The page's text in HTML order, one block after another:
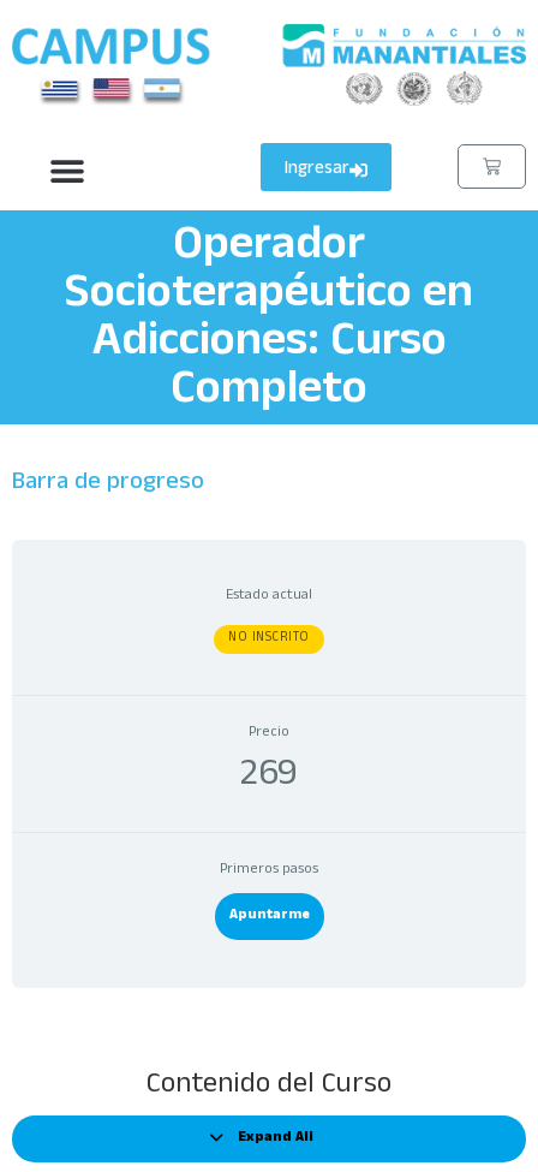
Ingresar
Operador
Socioterapéutico en
Adicciones: Curso
Completo
Barra de progreso
Estado actual
NO INSCRITO
Precio
269
Primeros pasos
Apuntarme
Contenido del Curso
Expand All